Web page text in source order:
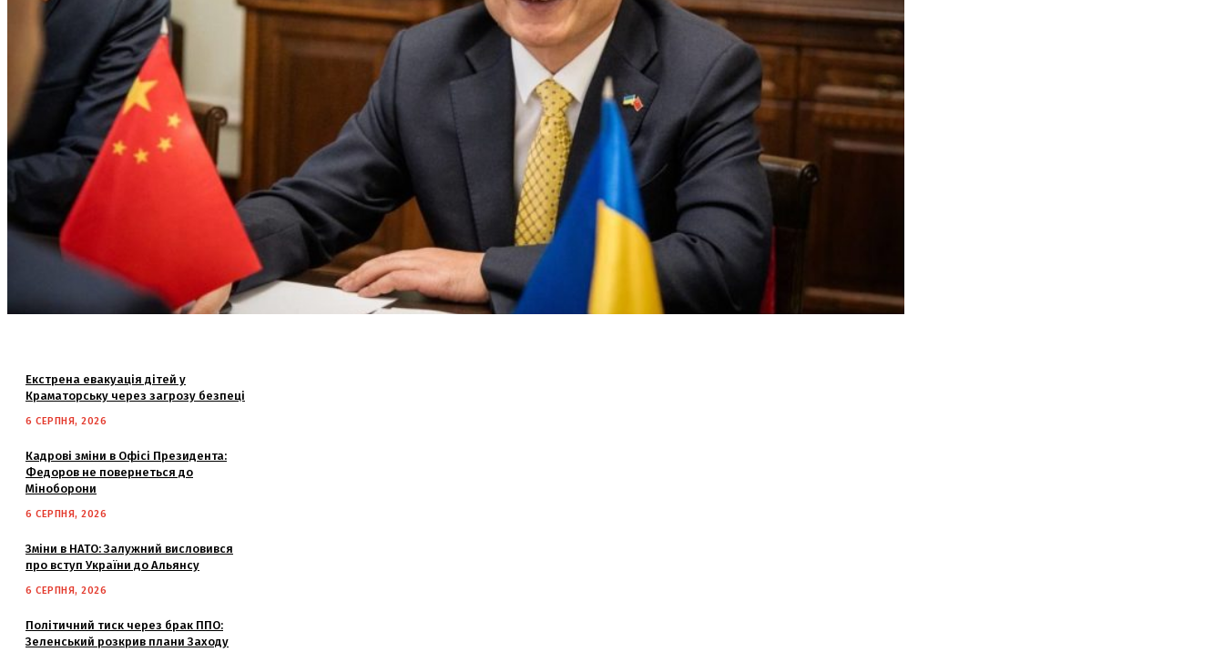
Екстрена евакуація дітей у
Краматорську через загрозу безпеці
6 СЕРПНЯ, 2026
Кадрові зміни в Офісі Президента:
Федоров не повернеться до
Міноборони
6 СЕРПНЯ, 2026
Зміни в НАТО: Залужний висловився
про вступ України до Альянсу
6 СЕРПНЯ, 2026
Політичний тиск через брак ППО:
Зеленський розкрив плани Заходу